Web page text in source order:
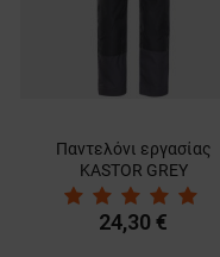
Παντελόνι εργασίας
KASTOR GREY
24,30 €